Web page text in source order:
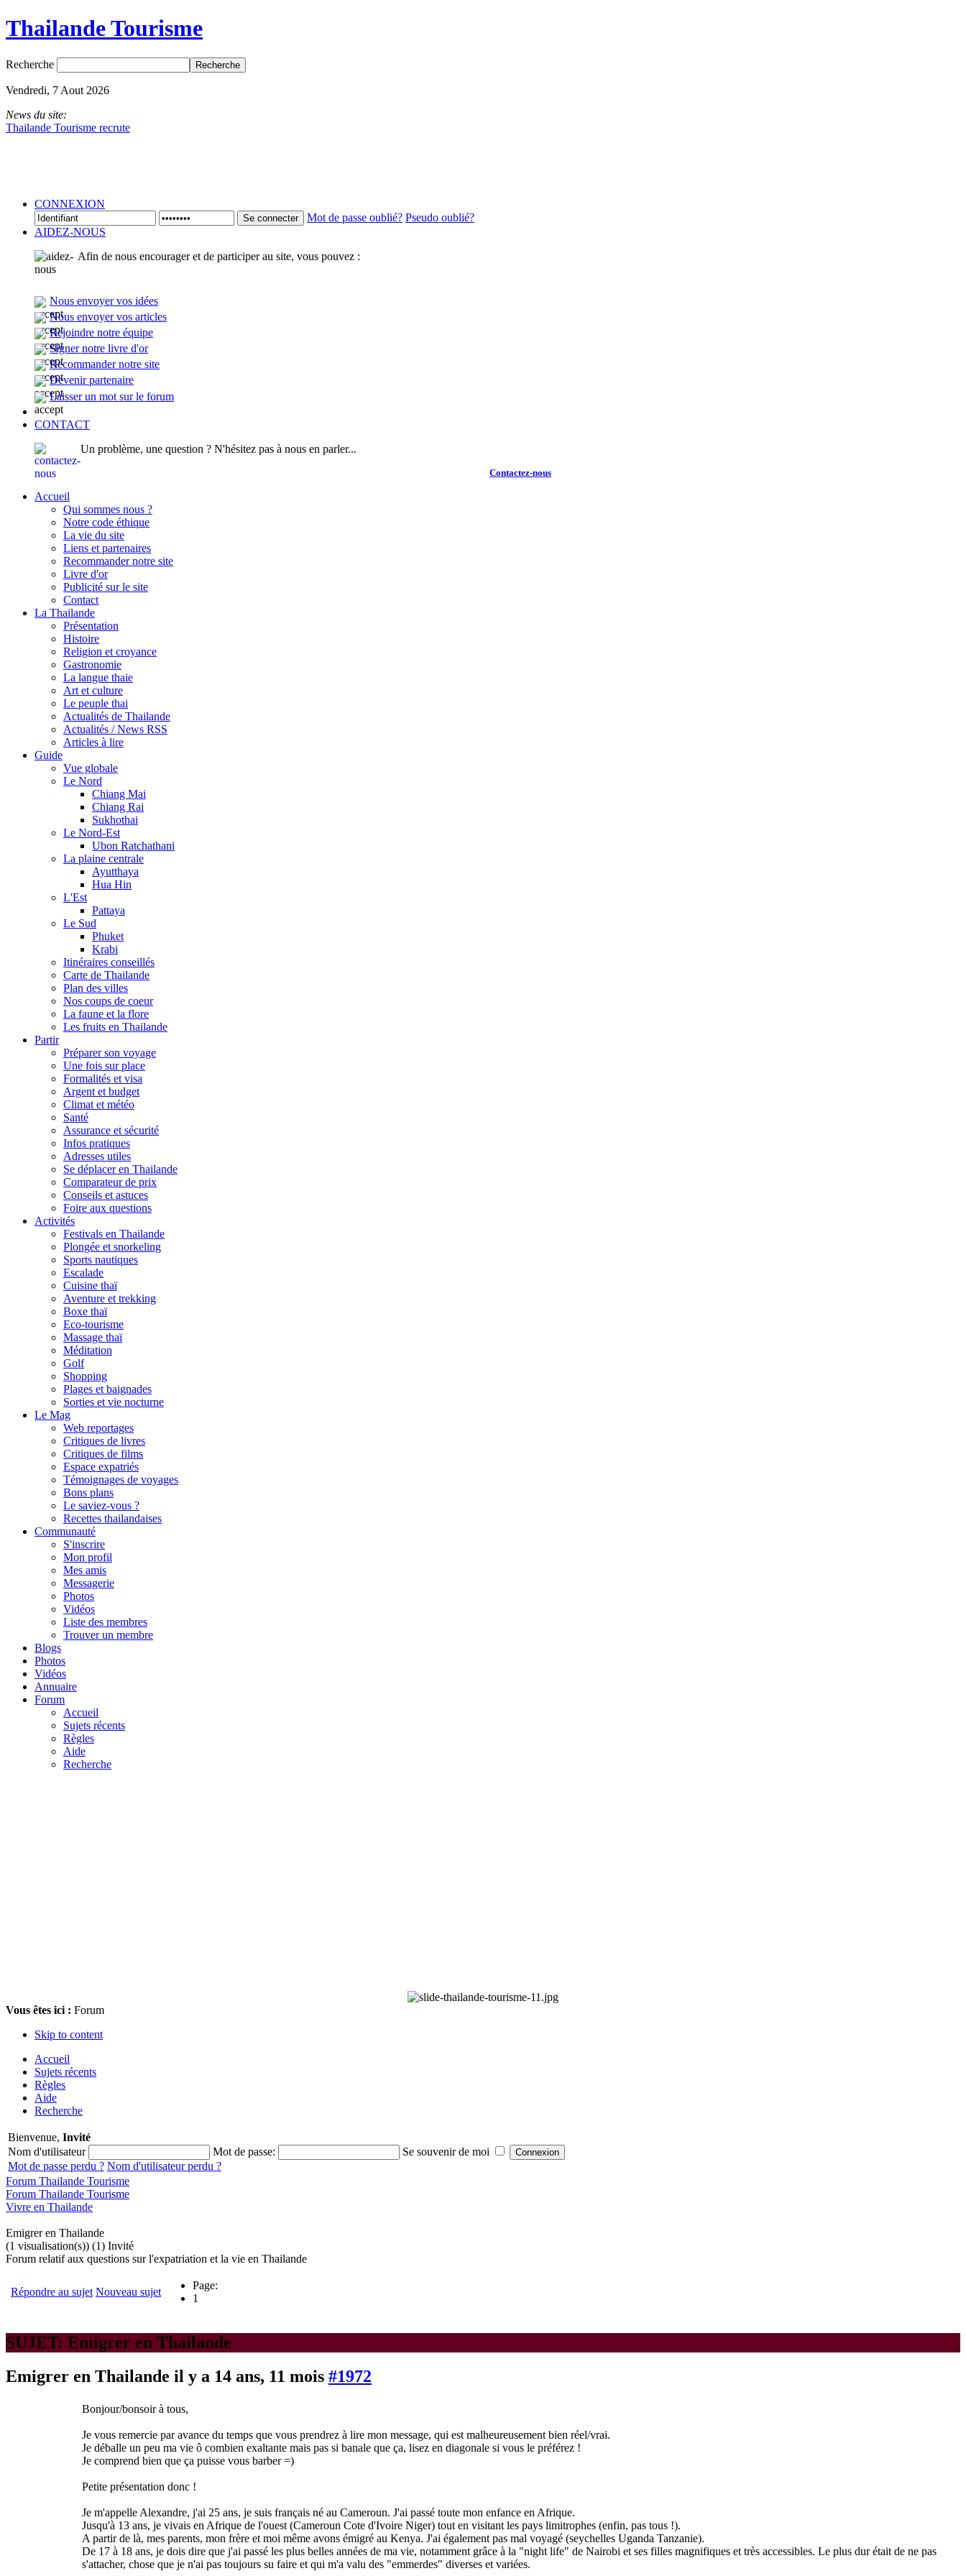
Thailande Tourisme
Recherche
Vendredi, 7 Aout 2026
News du site:
Thailande Tourisme recrute
CONNEXION
Se connecter Mot de passe oublié? Pseudo oublié?
AIDEZ-NOUS
Afin de nous encourager et de participer au site, vous pouvez :
Nous envoyer vos idées
Nous envoyer vos articles
Rejoindre notre équipe
Signer notre livre d'or
Recommander notre site
Devenir partenaire
Laisser un mot sur le forum
CONTACT
Un problème, une question ? N'hésitez pas à nous en parler...
Contactez-nous
Accueil
Qui sommes nous ?
Notre code éthique
La vie du site
Liens et partenaires
Recommander notre site
Livre d'or
Publicité sur le site
Contact
La Thailande
Présentation
Histoire
Religion et croyance
Gastronomie
La langue thaie
Art et culture
Le peuple thai
Actualités de Thailande
Actualités / News RSS
Articles à lire
Guide
Vue globale
Le Nord
Chiang Mai
Chiang Rai
Sukhothai
Le Nord-Est
Ubon Ratchathani
La plaine centrale
Ayutthaya
Hua Hin
L'Est
Pattaya
Le Sud
Phuket
Krabi
Itinéraires conseillés
Carte de Thailande
Plan des villes
Nos coups de coeur
La faune et la flore
Les fruits en Thailande
Partir
Préparer son voyage
Une fois sur place
Formalités et visa
Argent et budget
Climat et météo
Santé
Assurance et sécurité
Infos pratiques
Adresses utiles
Se déplacer en Thailande
Comparateur de prix
Conseils et astuces
Foire aux questions
Activités
Festivals en Thailande
Plongée et snorkeling
Sports nautiques
Escalade
Cuisine thaï
Aventure et trekking
Boxe thaï
Eco-tourisme
Massage thaï
Méditation
Golf
Shopping
Plages et baignades
Sorties et vie nocturne
Le Mag
Web reportages
Critiques de livres
Critiques de films
Espace expatriés
Témoignages de voyages
Bons plans
Le saviez-vous ?
Recettes thailandaises
Communauté
S'inscrire
Mon profil
Mes amis
Messagerie
Photos
Vidéos
Liste des membres
Trouver un membre
Blogs
Photos
Vidéos
Annuaire
Forum
Accueil
Sujets récents
Règles
Aide
Recherche
Vous êtes ici : Forum
Skip to content
Accueil
Sujets récents
Règles
Aide
Recherche
Bienvenue, Invité
Nom d'utilisateur
Mot de passe:
Se souvenir de moi
Mot de passe perdu ? Nom d'utilisateur perdu ?
Forum Thailande Tourisme
Forum Thailande Tourisme
Vivre en Thailande
Emigrer en Thailande
(1 visualisation(s)) (1) Invité
Forum relatif aux questions sur l'expatriation et la vie en Thailande
Répondre au sujet Nouveau sujet
Page:
1
SUJET: Emigrer en Thailande
Emigrer en Thailande il y a 14 ans, 11 mois #1972
Bonjour/bonsoir à tous,
Je vous remercie par avance du temps que vous prendrez à lire mon message, qui est malheureusement bien réel/vrai.
Je déballe un peu ma vie ô combien exaltante mais pas si banale que ça, lisez en diagonale si vous le préférez !
Je comprend bien que ça puisse vous barber =)
Petite présentation donc !
Je m'appelle Alexandre, j'ai 25 ans, je suis français né au Cameroun. J'ai passé toute mon enfance en Afrique.
Jusqu'à 13 ans, je vivais en Afrique de l'ouest (Cameroun Cote d'Ivoire Niger) tout en visitant les pays limitrophes (enfin, pas tous !).
A partir de là, mes parents, mon frère et moi même avons émigré au Kenya. J'ai également pas mal voyagé (seychelles Uganda Tanzanie).
De 17 à 18 ans, je dois dire que j'ai passé les plus belles années de ma vie, notamment grâce à la "night life" de Nairobi et ses filles magnifiques et très accessibles. Le plus dur était de ne pas
s'attacher, chose que je n'ai pas toujours su faire et qui m'a valu des "emmerdes" diverses et variées.